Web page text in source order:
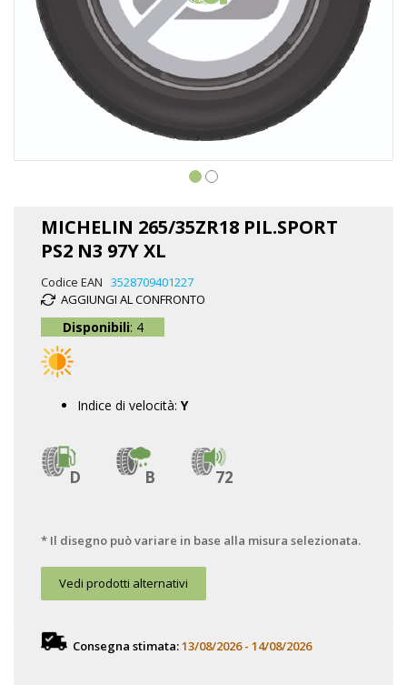
MICHELIN 265/35ZR18 PIL.SPORT
PS2 N3 97Y XL
Codice EAN 3528709401227
AGGIUNGI AL CONFRONTO
Disponibili: 4
Indice di velocità: Y
D B 72
* Il disegno può variare in base alla misura selezionata.
Vedi prodotti alternativi
Consegna stimata:13/08/2026 - 14/08/2026
galleria
immagini